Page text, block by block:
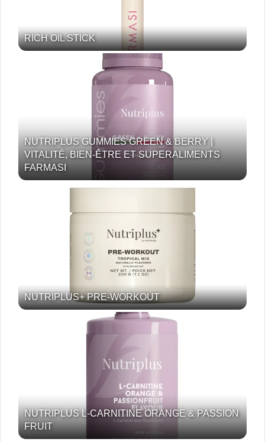
RICH OIL STICK
NUTRIPLUS GUMMIES GREEN & BERRY |
VITALITÉ, BIEN-ÊTRE ET SUPERALIMENTS
FARMASI
NUTRIPLUS+ PRE-WORKOUT
NUTRIPLUS L-CARNITINE ORANGE & PASSION
FRUIT